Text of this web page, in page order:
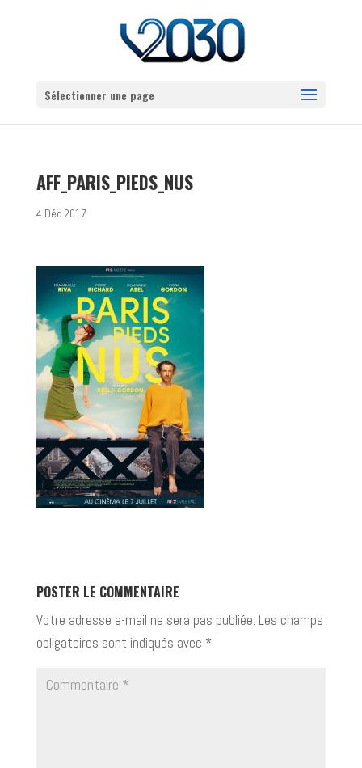
Sélectionner une page
AFF_PARIS_PIEDS_NUS
4 Déc 2017
POSTER LE COMMENTAIRE
Votre adresse e-mail ne sera pas publiée. Les champs
obligatoires sont indiqués avec *